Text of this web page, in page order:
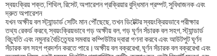
স্বয়ংক্রিয় শক্ত, শিথিল, রিসেট, অপারেশন প্রক্রিয়ার বুদ্ধিমান প্রম্পট, সুবিধাজনক এবং
দ্রুত অপারেশন
যখন অক্ষীয় বল স্ট্যান্ডার্ড সেটিং মান পৌঁছেছে, তখন ডিটেক্টর স্বয়ংক্রিয়ভাবে পরীক্ষার
তথ্য রেকর্ড করবে, স্বয়ংক্রিয়ভাবে গড় অক্ষীয় বল, গড় ঘূর্ণন সঁচারক বল সহগ, স্ট্যান্ডার্ড
বিচ্যুতি এবং নমুনার বৈচিত্র্যের সমবায় কম্পিউটার দ্বারা গণনা করবে এবং আউটপুট ঘূর্ণন
সঁচারক বল সহগ প্রদর্শন করতে পারে।অক্ষীয় বল বক্ররেখা, ঘূর্ণন সঁচারক বল বক্ররেখা এবং